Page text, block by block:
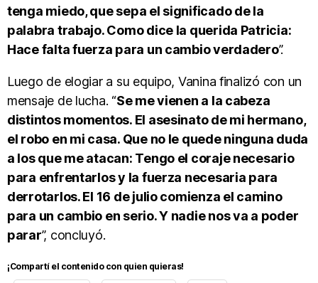
tenga miedo, que sepa el significado de la
palabra trabajo. Como dice la querida Patricia:
Hace falta fuerza para un cambio verdadero”.
Luego de elogiar a su equipo, Vanina finalizó con un
mensaje de lucha. “Se me vienen a la cabeza
distintos momentos. El asesinato de mi hermano,
el robo en mi casa. Que no le quede ninguna duda
a los que me atacan: Tengo el coraje necesario
para enfrentarlos y la fuerza necesaria para
derrotarlos. El 16 de julio comienza el camino
para un cambio en serio. Y nadie nos va a poder
parar”, concluyó.
¡Compartí el contenido con quien quieras!